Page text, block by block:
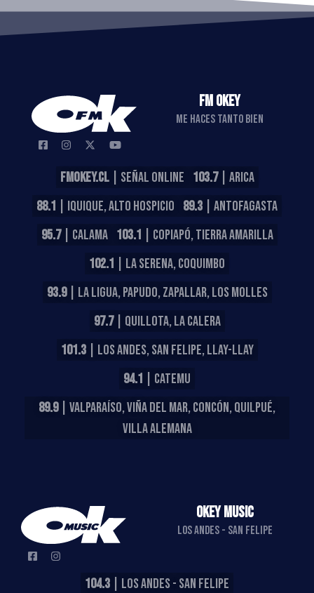
FM OKEY
ME HACES TANTO BIEN
FMOKEY.CL| SEÑAL ONLINE 103.7| ARICA
88.1 | IQUIQUE, ALTO HOSPICIO 89.3 | ANTOFAGASTA
95.7| CALAMA 103.1 | COPIAPÓ, TIERRA AMARILLA
102.1 | LA SERENA, COQUIMBO
93.9| LA LIGUA, PAPUDO, ZAPALLAR, LOS MOLLES
97.7| QUILLOTA, LA CALERA
101.3| LOS ANDES, SAN FELIPE, LLAY-LLAY
94.1 | CATEMU
89.9| VALPARAÍSO, VIÑA DEL MAR, CONCÓN, QUILPUÉ,
VILLA ALEMANA
OKEY MUSIC
LOS ANDES - SAN FELIPE
104.3 | LOS ANDES - SAN FELIPE